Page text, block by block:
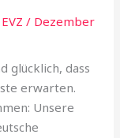
/ Dezember
glücklich, dass
erwarten.
Unsere